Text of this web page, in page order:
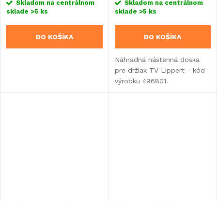
Skladom na centrálnom
sklade >5 ks
DO KOŠÍKA
Skladom na centrálnom
sklade >5 ks
DO KOŠÍKA
Náhradná nástenná doska
pre držiak TV Lippert - kód
výrobku 496801.